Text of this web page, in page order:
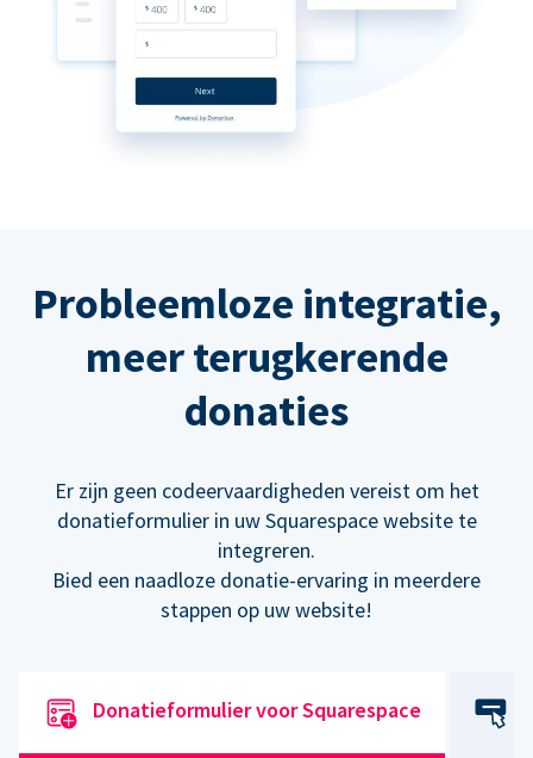
Probleemloze integratie,
meer terugkerende
donaties
Er zijn geen codeervaardigheden vereist om het
donatieformulier in uw Squarespace website te
integreren.
Bied een naadloze donatie-ervaring in meerdere
stappen op uw website!
Donatieformulier voor Squarespace